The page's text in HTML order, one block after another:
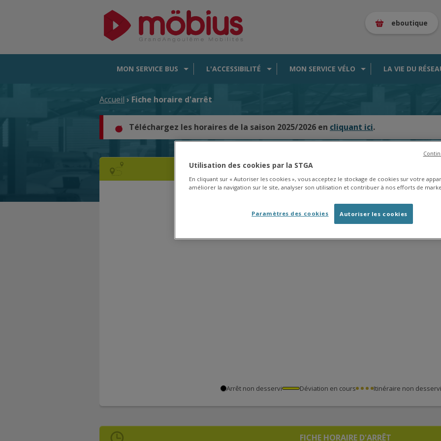
eboutique
MON SERVICE BUS L'ACCESSIBILITÉ MON SERVICE VÉLO LA VIE DU
Accueil › Fiche horaire d'arrêt
Téléchargez les horaires de la saison 2025/2026 en cliquant ici.
CARTE DES BUS EN TEMPS RÉEL
Arrêt non desservi Déviation en cours Itinéraire non desservi
FICHE HORAIRE D'ARRÊT
Utilisation des cookies par la STGA
En cliquant sur « Autoriser les cookies », vous acceptez le stockage de cookies sur votre
améliorer la navigation sur le site, analyser son utilisation et contribuer à nos efforts de
Autoriser les cookies
Paramètres des cookies